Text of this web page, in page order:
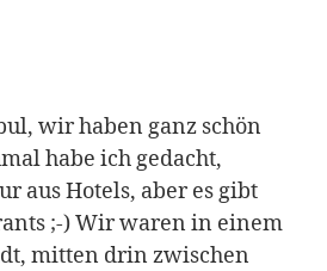
eine app. Die Suche nach
wir haben ganz schön
habe ich gedacht,
aus Hotels, aber es gibt
;-) Wir waren in einem
mitten drin zwischen